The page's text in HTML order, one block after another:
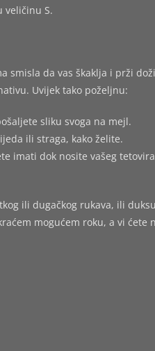
veličinu S.
smisla da vas škaklja i prži
Uvijek tako poželjnu:
sliku svoga na mejl.
ili straga, kako želite.
imati dok nosite vašeg
ili dugačkog rukava, ili
mogućem roku, a vi